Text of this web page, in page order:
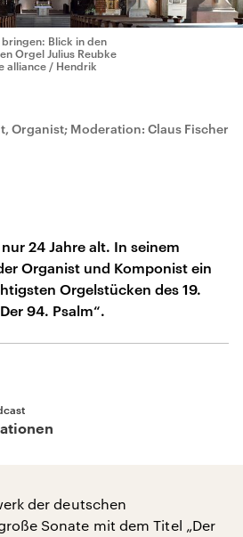
Blick in den
Orgel Julius Reubke
alliance / Hendrik
Organist; Moderation: Claus Fischer
24 Jahre alt. In seinem
Organist und Komponist ein
Orgelstücken des 19.
94. Psalm“.
der deutschen
Sonate mit dem Titel „Der